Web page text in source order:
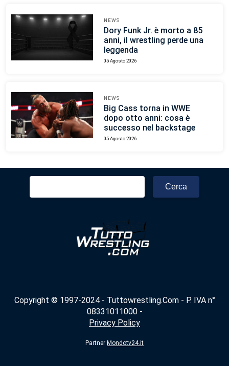
NEWS
Dory Funk Jr. è morto a 85
anni, il wrestling perde una
leggenda
05 Agosto 2026
NEWS
Big Cass torna in WWE
dopo otto anni: cosa è
successo nel backstage
05 Agosto 2026
Ricerca
Copyright © 1997-2024 - Tuttowrestling.Com - P. IVA n°
08331011000 -
Privacy Policy
Partner Mondotv24.it